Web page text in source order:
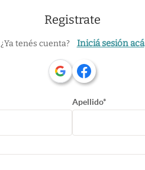
Registrate
¿Ya tenés cuenta? Iniciá sesión acá
Apellido*